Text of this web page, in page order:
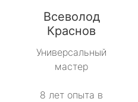
Всеволод
Краснов
Универсальный
мастер
8 лет опыта в